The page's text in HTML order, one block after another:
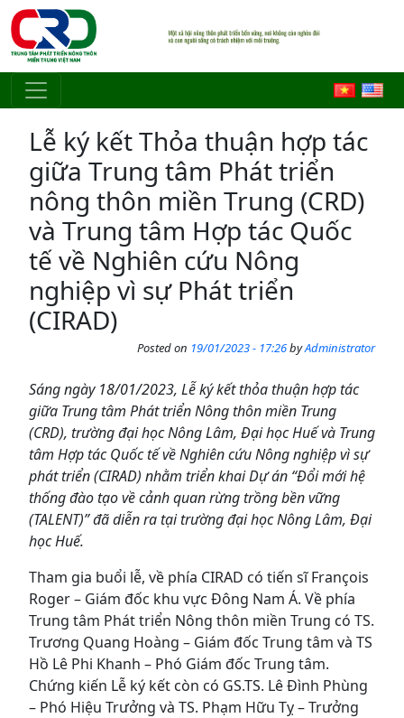
Skip to main content
Lễ ký kết Thỏa thuận hợp tác
giữa Trung tâm Phát triển
nông thôn miền Trung (CRD)
và Trung tâm Hợp tác Quốc
tế về Nghiên cứu Nông
nghiệp vì sự Phát triển
(CIRAD)
Posted on 19/01/2023 - 17:26byAdministrator
Sáng ngày 18/01/2023, Lễ ký kết thỏa thuận hợp tác
giữa Trung tâm Phát triển Nông thôn miền Trung
(CRD), trường đại học Nông Lâm, Đại học Huế và Trung
tâm Hợp tác Quốc tế về Nghiên cứu Nông nghiệp vì sự
phát triển (CIRAD) nhằm triển khai Dự án “Đổi mới hệ
thống đào tạo về cảnh quan rừng trồng bền vững
(TALENT)” đã diễn ra tại trường đại học Nông Lâm, Đại
học Huế.
Tham gia buổi lễ, về phía CIRAD có tiến sĩ François
Roger – Giám đốc khu vực Đông Nam Á. Về phía
Trung tâm Phát triển Nông thôn miền Trung có TS.
Trương Quang Hoàng – Giám đốc Trung tâm và TS
Hồ Lê Phi Khanh – Phó Giám đốc Trung tâm.
Chứng kiến Lễ ký kết còn có GS.TS. Lê Đình Phùng
– Phó Hiệu Trưởng và TS. Phạm Hữu Tỵ – Trưởng